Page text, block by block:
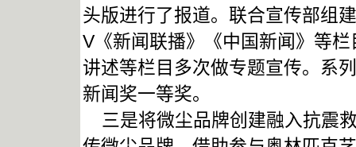
头版进行了报道。联合宣传部组
V《新闻联播》《中国新闻》等
讲述等栏目多次做专题宣传。系
新闻奖一等奖。
三是将微尘品牌创建融入抗震